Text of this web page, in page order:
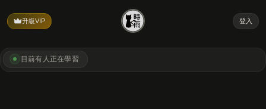
升級VIP 登入
目前有 人正在學習